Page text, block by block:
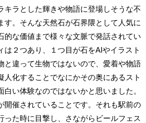
キラとした輝きや物語に登場しそうな不
。そんな天然石が石界隈として人気に
な価値まで様々な文脈で発話されてい
２つあり、１つ目が石をAIやイラスト
と違って生物ではないので、愛着や物語
化することでなにかその奥にあるスト
い体験なのではないかと思いました。
開催されていることです。それも駅前の
た時に目撃し、さながらビールフェス